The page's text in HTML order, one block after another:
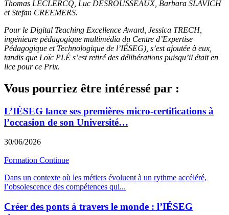
Thomas LECLERCQ, Luc DESROUSSEAUX, Barbara SLAVICH
et Stefan CREEMERS.
Pour le Digital Teaching Excellence Award, Jessica TRECH,
ingénieure pédagogique multimédia du Centre d’Expertise
Pédagogique et Technologique de l’IÉSEG), s’est ajoutée à eux,
tandis que Loïc PLÉ s’est retiré des délibérations puisqu’il était en
lice pour ce Prix.
Vous pourriez être intéressé par :
L’IÉSEG lance ses premières micro-certifications à
l’occasion de son Université…
30/06/2026
Formation Continue
Dans un contexte où les métiers évoluent à un rythme accéléré,
l’obsolescence des compétences qui...
Créer des ponts à travers le monde : l’IÉSEG